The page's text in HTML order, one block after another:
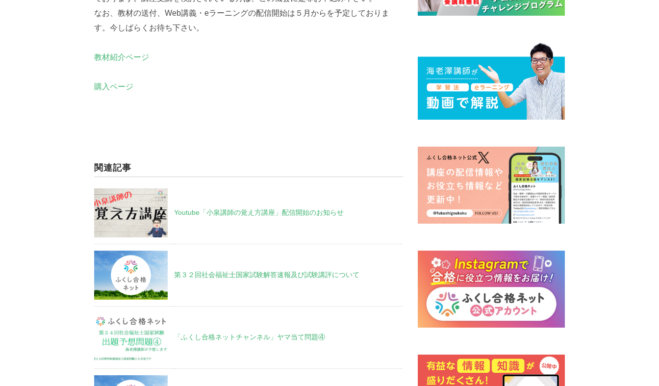
なお、教材の送付、Web講義・eラーニングの配信開始は５月からを予定しておりま
す。今しばらくお待ち下さい。
教材紹介ページ
購入ページ
関連記事
Youtube「小泉講師の覚え方講座」配信開始のお知らせ
第３２回社会福祉士国家試験解答速報及び試験講評について
「ふくし合格ネットチャンネル」ヤマ当て問題④